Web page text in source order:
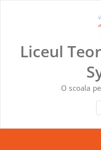
Liceul
O scoala